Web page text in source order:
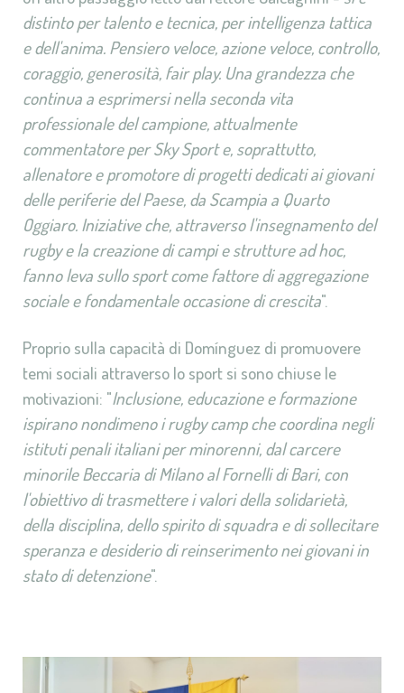
distinto per talento e tecnica, per intelligenza tattica
e dell'anima. Pensiero veloce, azione veloce, controllo,
coraggio, generosità, fair play. Una grandezza che
continua a esprimersi nella seconda vita
professionale del campione, attualmente
commentatore per Sky Sport e, soprattutto,
allenatore e promotore di progetti dedicati ai giovani
delle periferie del Paese, da Scampia a Quarto
Oggiaro. Iniziative che, attraverso l'insegnamento del
rugby e la creazione di campi e strutture ad hoc,
fanno leva sullo sport come fattore di aggregazione
sociale e fondamentale occasione di crescita".
Proprio sulla capacità di Domínguez di promuovere
temi sociali attraverso lo sport si sono chiuse le
motivazioni: "Inclusione, educazione e formazione
ispirano nondimeno i rugby camp che coordina negli
istituti penali italiani per minorenni, dal carcere
minorile Beccaria di Milano al Fornelli di Bari, con
l'obiettivo di trasmettere i valori della solidarietà,
della disciplina, dello spirito di squadra e di sollecitare
speranza e desiderio di reinserimento nei giovani in
stato di detenzione".